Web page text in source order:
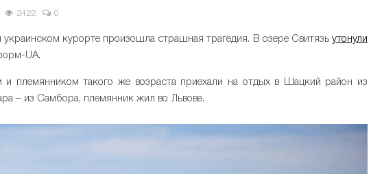
2422 0
курорте произошла страшная трагедия. В озере Свитязь утонули
UA.
племянником такого же возраста приехали на отдых в Шацкий район из
– из Самбора, племянник жил во Львове.